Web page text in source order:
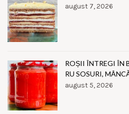
august 7, 2026
ROȘII ÎNTREGI ÎN
RU SOSURI,
august 5, 2026